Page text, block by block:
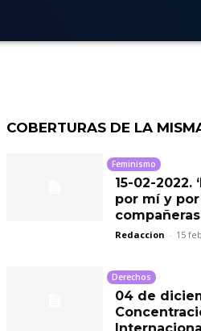
COBERTURAS DE LA
Feminismo
15-02-2022.
por mí y
Redaccion - 15
Derechos
04 de